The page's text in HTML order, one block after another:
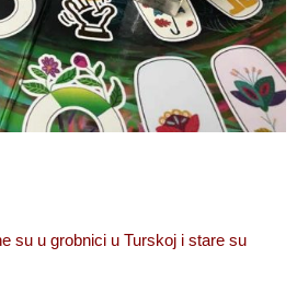
su u grobnici u Turskoj i stare su